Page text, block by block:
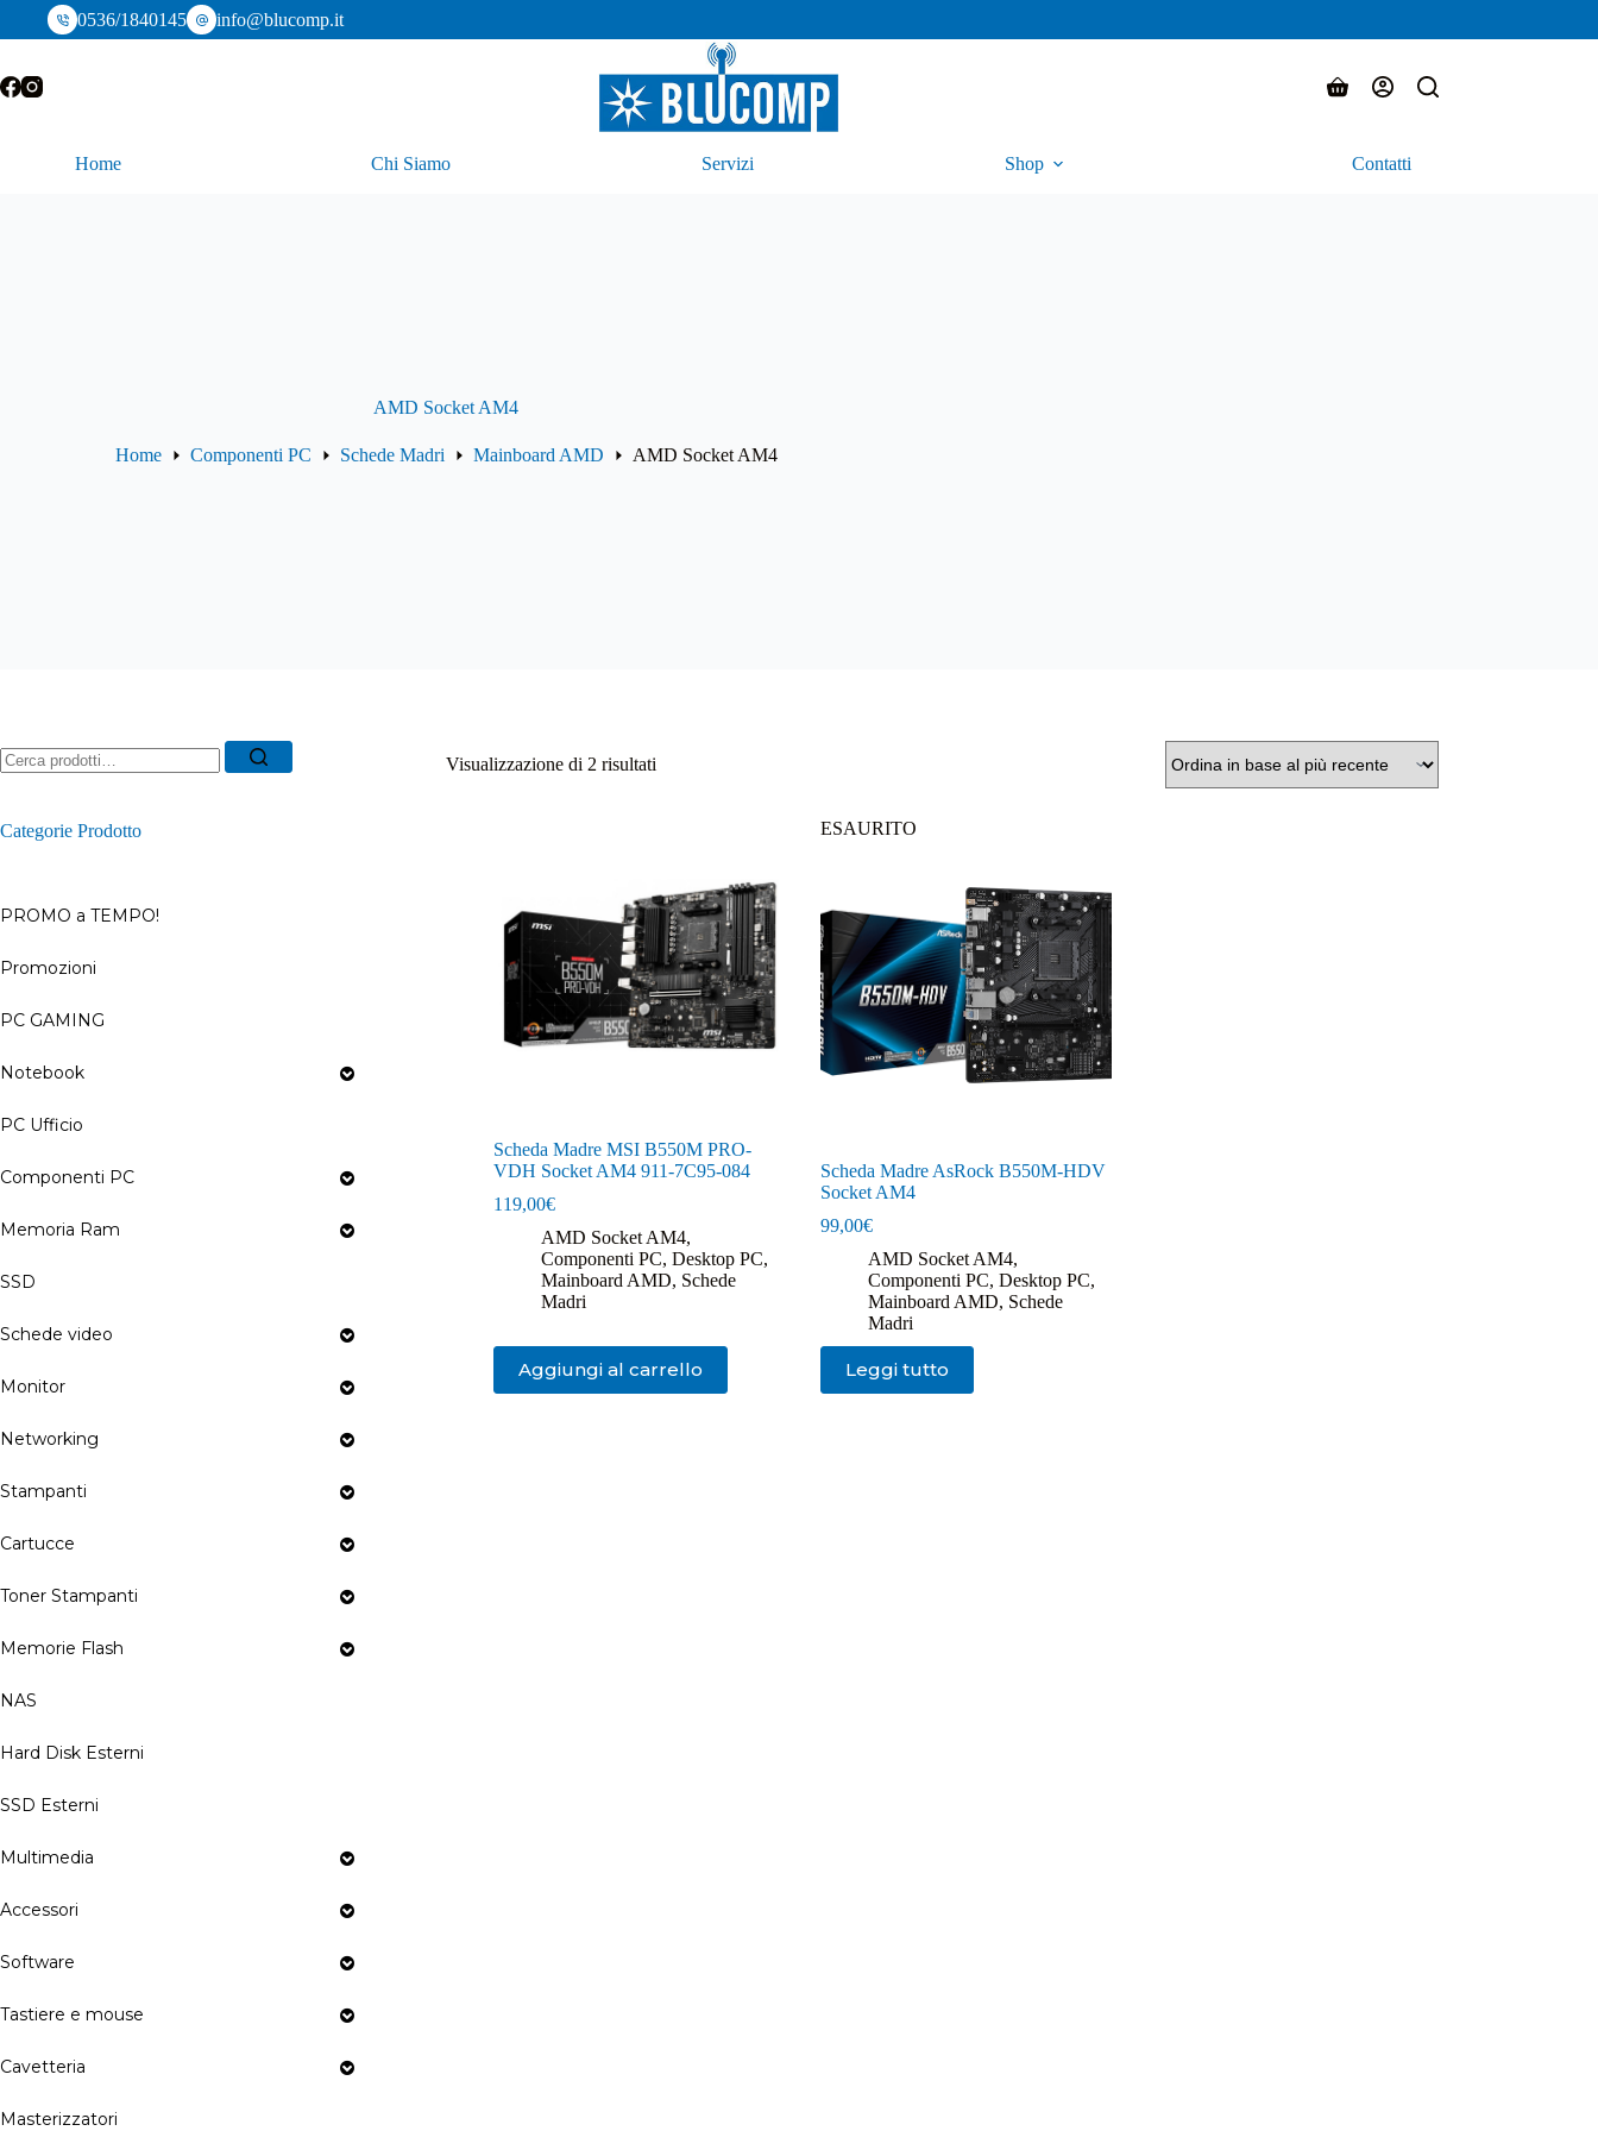
0536/1840145 info@blucomp.it
Carrello
Home Chi Siamo Servizi Shop Contatti
AMD Socket AM4
Home Componenti PC Schede Madri Mainboard AMD AMD Socket AM4
Visualizzazione di 2 risultatiOrdina
Scheda Madre MSI B550M PRO-
VDH Socket AM4 911-7C95-084
119,00€
AMD Socket AM4,
Componenti PC, Desktop PC,
Mainboard AMD, Schede
Madri
Aggiungi al carrello
ESAURITO
Scheda Madre AsRock B550M-HDV
Socket AM4
99,00€
AMD Socket AM4,
Componenti PC, Desktop PC,
Mainboard AMD, Schede
Madri
Leggi tutto
Ricerca
per:
Categorie Prodotto
PROMO a TEMPO!
Promozioni
–
PC GAMING
Notebook
PC Ufficio
Componenti PC
Memoria Ram
SSD
Schede video
Monitor
Networking
Stampanti
Cartucce
Toner Stampanti
Memorie Flash
NAS
Hard Disk Esterni
SSD Esterni
Multimedia
Accessori
Software
Tastiere e mouse
Cavetteria
Masterizzatori